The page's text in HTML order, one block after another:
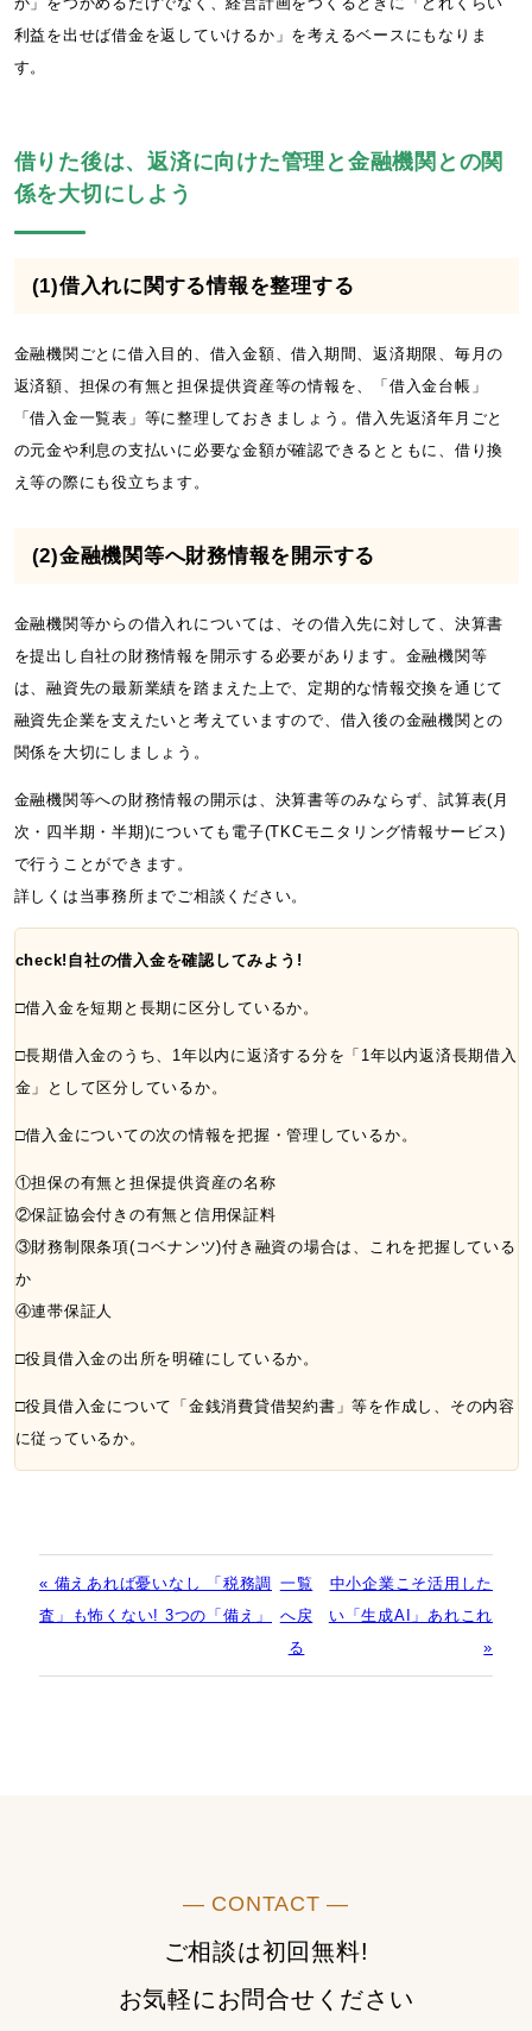
利益を出せば借金を返していけるか」を考えるベースにもなりま
す。
借りた後は、返済に向けた管理と金融機関との関
係を大切にしよう
(1)借入れに関する情報を整理する
金融機関ごとに借入目的、借入金額、借入期間、返済期限、毎月の
返済額、担保の有無と担保提供資産等の情報を、「借入金台帳」
「借入金一覧表」等に整理しておきましょう。借入先返済年月ごと
の元金や利息の支払いに必要な金額が確認できるとともに、借り換
え等の際にも役立ちます。
(2)金融機関等へ財務情報を開示する
金融機関等からの借入れについては、その借入先に対して、決算書
を提出し自社の財務情報を開示する必要があります。金融機関等
は、融資先の最新業績を踏まえた上で、定期的な情報交換を通じて
融資先企業を支えたいと考えていますので、借入後の金融機関との
関係を大切にしましょう。
金融機関等への財務情報の開示は、決算書等のみならず、試算表(月
次・四半期・半期)についても電子(TKCモニタリング情報サービス)
で行うことができます。
詳しくは当事務所までご相談ください。
check!自社の借入金を確認してみよう!
□借入金を短期と長期に区分しているか。
□長期借入金のうち、1年以内に返済する分を「1年以内返済長期借入
金」として区分しているか。
□借入金についての次の情報を把握・管理しているか。
①担保の有無と担保提供資産の名称
②保証協会付きの有無と信用保証料
③財務制限条項(コベナンツ)付き融資の場合は、これを把握している
か
④連帯保証人
□役員借入金の出所を明確にしているか。
□役員借入金について「金銭消費貸借契約書」等を作成し、その内容
に従っているか。
« 備えあれば憂いなし 「税務調
査」も怖くない! 3つの「備え」
一覧
へ戻
る
中小企業こそ活用した
い「生成AI」あれこれ
»
― CONTACT ―
ご相談は初回無料!
お気軽にお問合せください